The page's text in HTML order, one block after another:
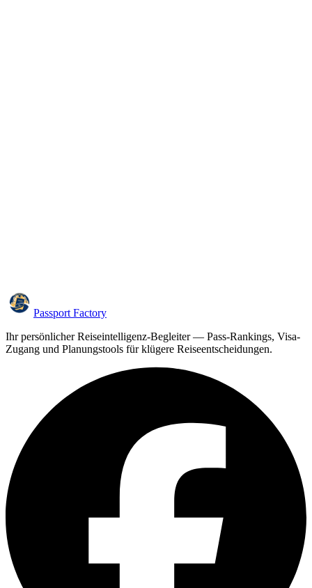
Passport Factory
Ihr persönlicher Reiseintelligenz-Begleiter — Pass-Rankings, Visa-
Zugang und Planungstools für klügere Reiseentscheidungen.